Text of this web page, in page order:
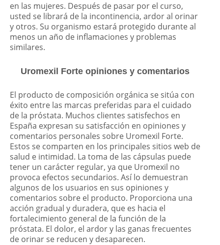
en las mujeres. Después de pasar por el curso,
usted se librará de la incontinencia, ardor al orinar
y otros. Su organismo estará protegido durante al
menos un año de inflamaciones y problemas
similares.
Uromexil Forte opiniones y comentarios
El producto de composición orgánica se sitúa con
éxito entre las marcas preferidas para el cuidado
de la próstata. Muchos clientes satisfechos en
España expresan su satisfacción en opiniones y
comentarios personales sobre Uromexil Forte.
Estos se comparten en los principales sitios web de
salud e intimidad. La toma de las cápsulas puede
tener un carácter regular, ya que Uromexil no
provoca efectos secundarios. Así lo demuestran
algunos de los usuarios en sus opiniones y
comentarios sobre el producto. Proporciona una
acción gradual y duradera, que es hacia el
fortalecimiento general de la función de la
próstata. El dolor, el ardor y las ganas frecuentes
de orinar se reducen y desaparecen.